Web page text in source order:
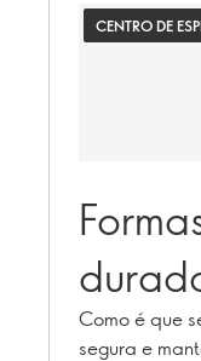
CENTRO DE
peso
Como é que
segura e